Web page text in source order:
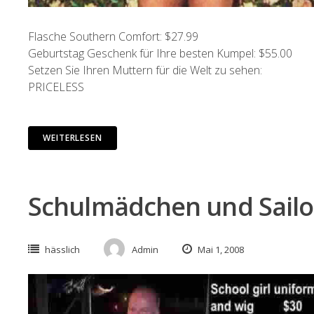
Flasche Southern Comfort: $27.99
Geburtstag Geschenk für Ihre besten Kumpel: $55.00
Setzen Sie Ihren Muttern für die Welt zu sehen:
PRICELESS
WEITERLESEN
Schulmädchen und
hässlich Admin Mai 1, 2008